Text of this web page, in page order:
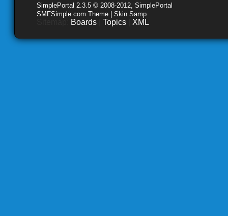
SimplePortal 2.3.5 © 2008-2012, SimplePortal
SMFSimple.com Theme | Skin Samp
Boards Topics XML